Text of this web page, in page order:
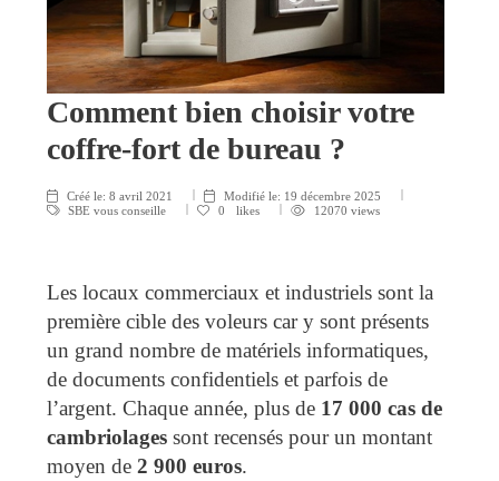
Comment bien choisir votre
coffre-fort de bureau ?
Créé le: 8 avril 2021 Modifié le: 19 décembre 2025
SBE vous conseille
0 likes 12070 views
Les locaux commerciaux et industriels sont la
première cible des voleurs car y sont présents
un grand nombre de matériels informatiques,
de documents confidentiels et parfois de
l’argent. Chaque année, plus de 17 000 cas de
cambriolages sont recensés pour un montant
moyen de 2 900 euros.